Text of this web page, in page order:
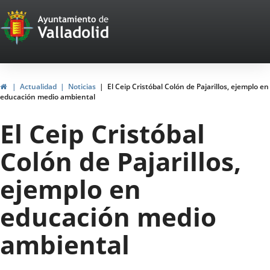
Portal
Web
del
Ayuntamiento
de
Valladolid
InicioActualidad Noticias
El Ceip Cristóbal Colón de Pajarillos, ejemplo en
educación medio ambiental
El Ceip Cristóbal
Colón de Pajarillos,
ejemplo en
educación medio
ambiental